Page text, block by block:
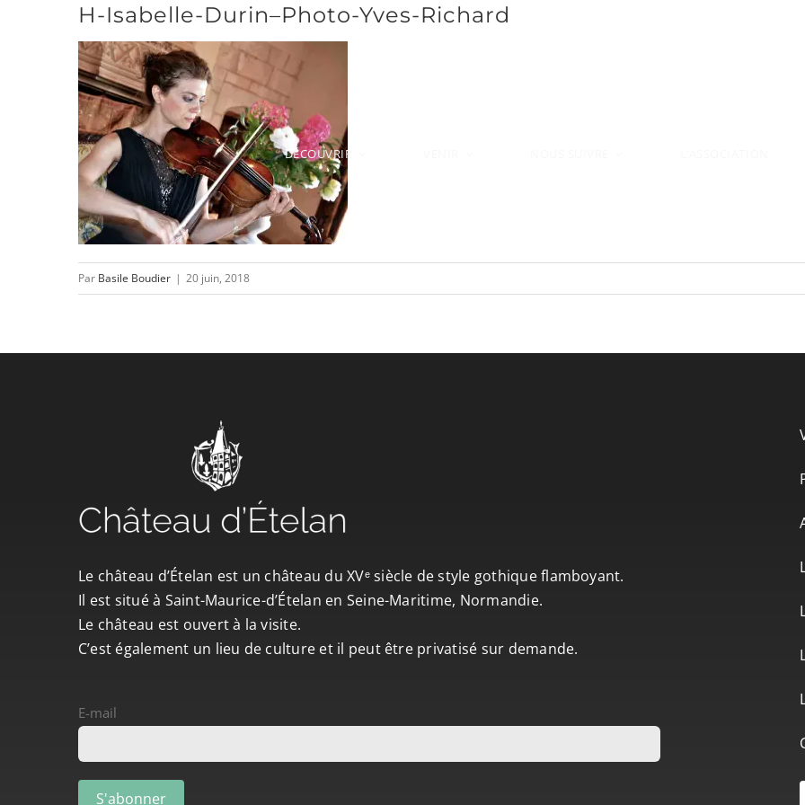
DÉCOUVRIR
H-Isabelle-Durin–Photo-Yves-Richard
Par Basile Boudier | 20 juin, 2018
Le château d’Ételan est un château du XVᵉ siècle de style gothique flamboyant.
Il est situé à Saint-Maurice-d’Ételan en Seine-Maritime, Normandie.
Le château est ouvert à la visite.
C’est également un lieu de culture et il peut être privatisé sur demande.
E-mail